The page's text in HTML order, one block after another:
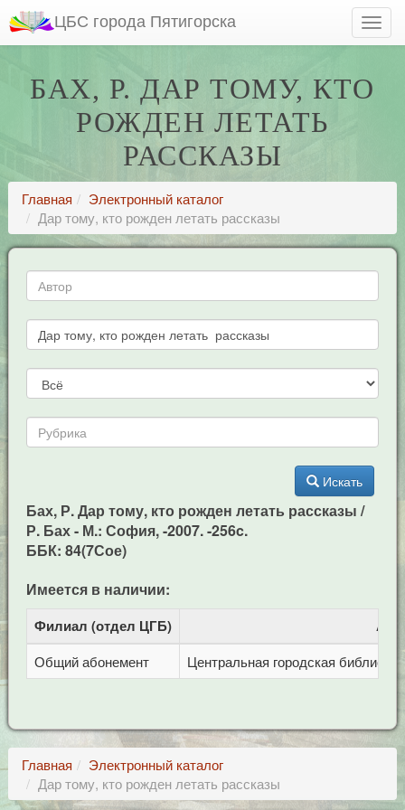
ЦБС города Пятигорска
БАХ, Р. ДАР ТОМУ, КТО
РОЖДЕН ЛЕТАТЬ
РАССКАЗЫ
Главная
Электронный каталог
Дар тому, кто рожден летать рассказы
Искать
Бах, Р. Дар тому, кто рожден летать рассказы /
Р. Бах - М.: София, -2007. -256c.
ББК: 84(7Сое)
Имеется в наличии:
Филиал (отдел ЦГБ)
Общий абонемент Центральная городская
Главная
Электронный каталог
Дар тому, кто рожден летать рассказы